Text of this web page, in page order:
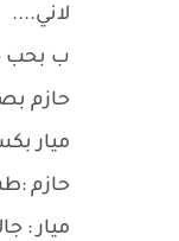
لاني....
ب بحب
حازم
ميار
حازم
ميار :